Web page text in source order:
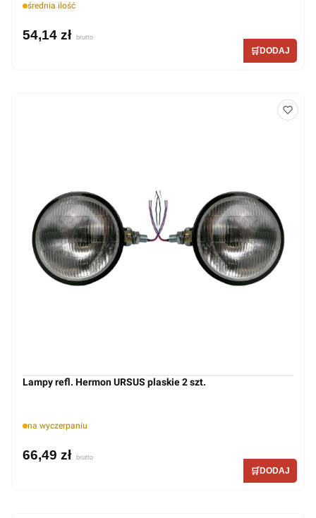
średnia ilość
54,14 zł
Lampy refl. Hermon URSUS plaskie 2 szt.
na wyczerpaniu
66,49 zł